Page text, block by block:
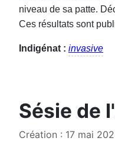
niveau de sa patte.
Ces résultats sont
Indigénat : invasive
Sésie de
Création : 17 mai